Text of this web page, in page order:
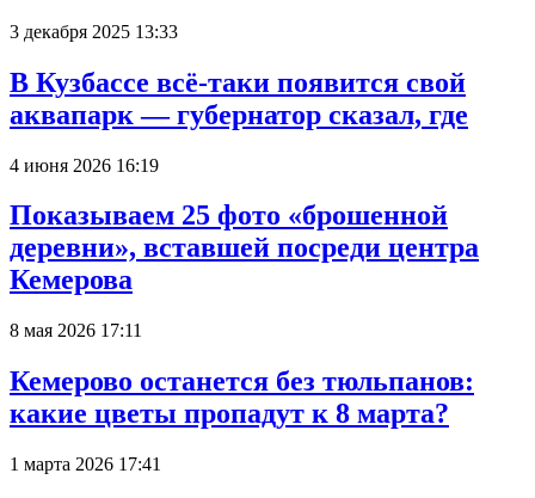
3 декабря 2025 13:33
В Кузбассе всё-таки появится свой
аквапарк — губернатор сказал, где
4 июня 2026 16:19
Показываем 25 фото «брошенной
деревни», вставшей посреди центра
Кемерова
8 мая 2026 17:11
Кемерово останется без тюльпанов:
какие цветы пропадут к 8 марта?
1 марта 2026 17:41